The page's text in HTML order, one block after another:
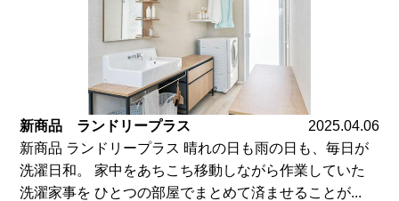
新商品 ランドリープラス
2025.04.06
新商品 ランドリープラス 晴れの日も雨の日も、毎日が
洗濯日和。 家中をあちこち移動しながら作業していた
洗濯家事を ひとつの部屋でまとめて済ませることが...